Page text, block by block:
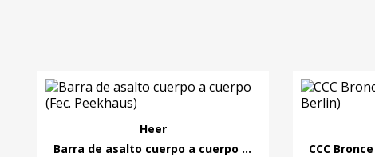
Heer
Barra de asalto cuerpo a cuerpo (Fec. Peekhaus)